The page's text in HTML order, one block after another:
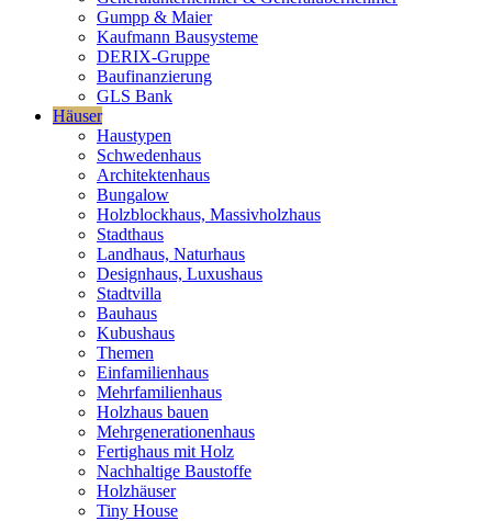
Gumpp & Maier
Kaufmann Bausysteme
DERIX-Gruppe
Baufinanzierung
GLS Bank
Häuser
Haustypen
Schwedenhaus
Architektenhaus
Bungalow
Holzblockhaus, Massivholzhaus
Stadthaus
Landhaus, Naturhaus
Designhaus, Luxushaus
Stadtvilla
Bauhaus
Kubushaus
Themen
Einfamilienhaus
Mehrfamilienhaus
Holzhaus bauen
Mehrgenerationenhaus
Fertighaus mit Holz
Nachhaltige Baustoffe
Holzhäuser
Tiny House